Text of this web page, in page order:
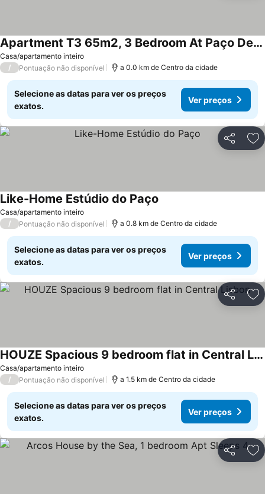
Casa/apartamento inteiro
Apartment T3 65m2, 3 Bedroom At Paço De Arco
Ver preços
/ Pontuação não disponível a 0.0 km de Centro da cidade
Selecione as datas para ver os preços
exatos.
Ver preços
Partilhar
Casa/apartamento inteiro
Like-Home Estúdio do Paço
/ Pontuação não disponível a 0.8 km de Centro da cidade
Selecione as datas para ver os preços
exatos.
Ver preços
Partilhar
Casa/apartamento inteiro
HOUZE Spacious 9 bedroom flat in Central Lisbon
Ver preços
/ Pontuação não disponível a 1.5 km de Centro da cidade
Selecione as datas para ver os preços
exatos.
Ver preços
Partilhar